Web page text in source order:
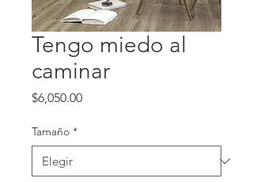
Tengo miedo al
caminar
$6,050.00Precio
Tamaño *